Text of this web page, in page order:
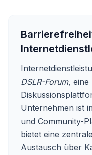
DSLR-Forum, eine
Unternehmen ist
und Community-
bietet eine
Austausch über